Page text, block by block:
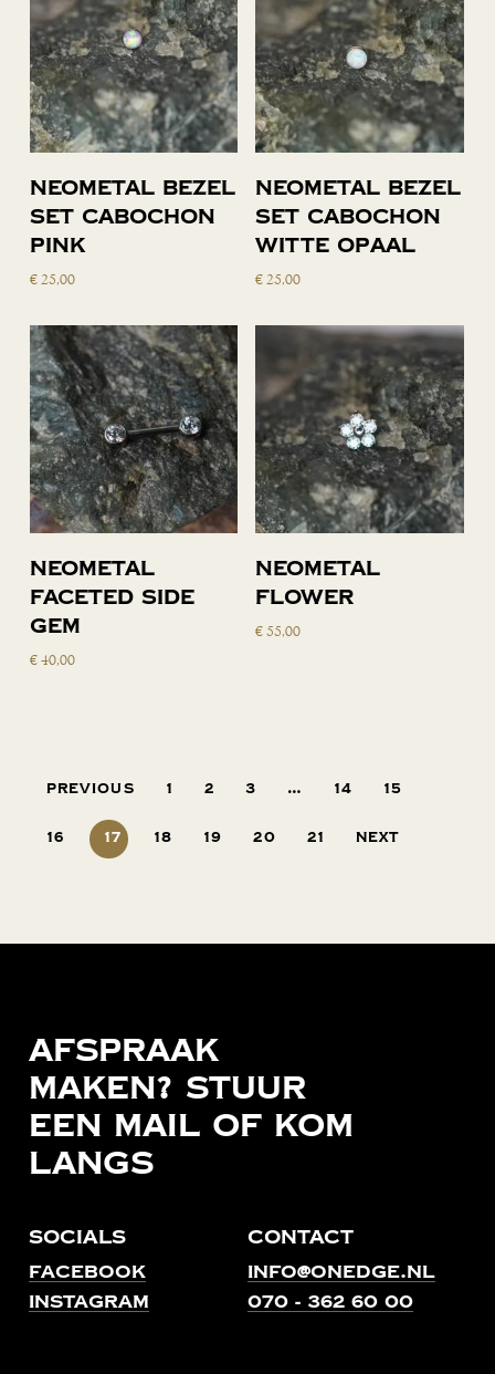
Toevoegen
aan
Neometal bezel
set cabochon
pink
€25,00
Toevoegen
aan
Neometal bezel
set cabochon
witte opaal
€25,00
Toevoegen
aan
winkelwagen
Neometal
Faceted side
gem
€40,00
Neometal
flower
€55,00
Previous 1 2 3 … 14 15
16 17 18 19 20 21 Next
Afspraak
maken? Stuur
een mail of kom
langs
Socials
Facebook
Instagram
Contact
info@onedge.nl
070 - 362 60 00